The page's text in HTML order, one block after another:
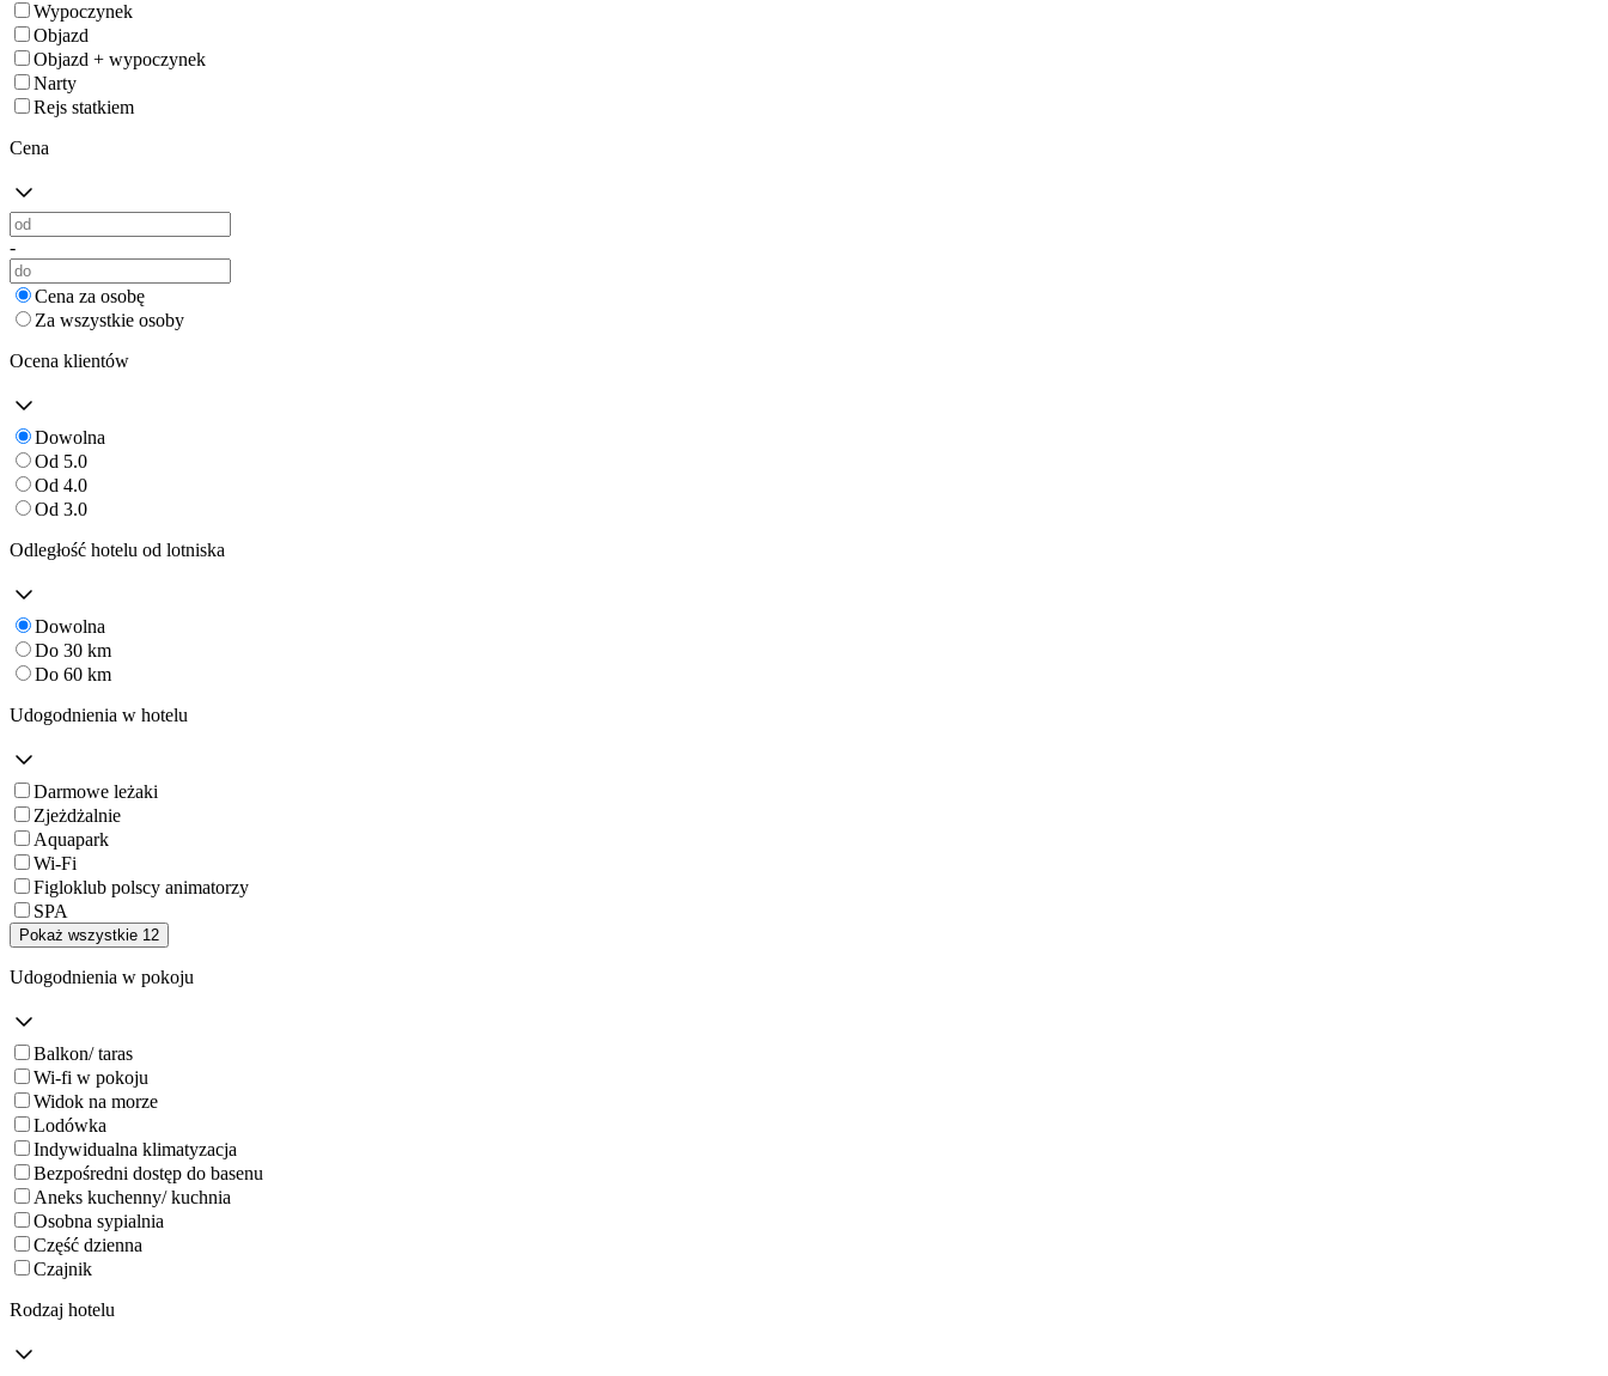
Wypoczynek
Objazd
Objazd + wypoczynek
Narty
Rejs statkiem
Cena
-
Cena za osobę
Za wszystkie osoby
Ocena klientów
Dowolna
Od 5.0
Od 4.0
Od 3.0
Odległość hotelu od lotniska
Dowolna
Do 30 km
Do 60 km
Udogodnienia w hotelu
Darmowe leżaki
Zjeżdżalnie
Aquapark
Wi-Fi
Figloklub polscy animatorzy
SPA
Pokaż wszystkie 12
Udogodnienia w pokoju
Balkon/ taras
Wi-fi w pokoju
Widok na morze
Lodówka
Indywidualna klimatyzacja
Bezpośredni dostęp do basenu
Aneks kuchenny/ kuchnia
Osobna sypialnia
Część dzienna
Czajnik
Rodzaj hotelu